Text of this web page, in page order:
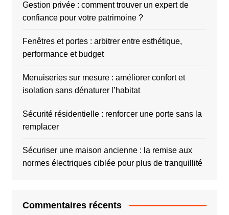
Gestion privée : comment trouver un expert de
confiance pour votre patrimoine ?
Fenêtres et portes : arbitrer entre esthétique,
performance et budget
Menuiseries sur mesure : améliorer confort et
isolation sans dénaturer l’habitat
Sécurité résidentielle : renforcer une porte sans la
remplacer
Sécuriser une maison ancienne : la remise aux
normes électriques ciblée pour plus de tranquillité
Commentaires récents